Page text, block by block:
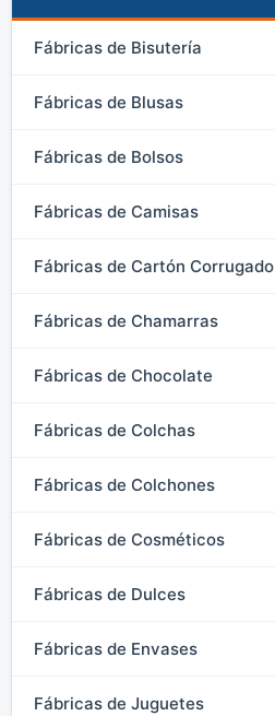
Fábricas de Bisutería
Fábricas de Blusas
Fábricas de Bolsos
Fábricas de Camisas
Fábricas de Cartón Corrugado
Fábricas de Chamarras
Fábricas de Chocolate
Fábricas de Colchas
Fábricas de Colchones
Fábricas de Cosméticos
Fábricas de Dulces
Fábricas de Envases
Fábricas de Juguetes